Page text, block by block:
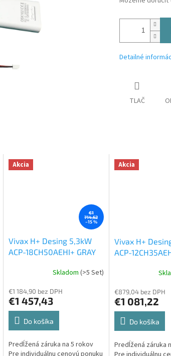
Detailné
TLAČ
Akcia
€1
714,62
–15 %
Vivax H+ Desing 5,3kW
ACP-18CH50AEHI+ GRAY
Skladom (>5 Set)
€1 184,90 bez DPH
€1 457,43
Do košíka
Predĺžená záruka na 5 rokov
Akcia
Vivax H+
ACP-
€879,04 bez DPH
€1 081,22
Do košíka
Predĺžená záruka